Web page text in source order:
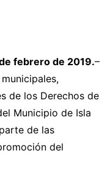
febrero de 2019.–
de los Derechos de
Municipio de Isla
de las
del